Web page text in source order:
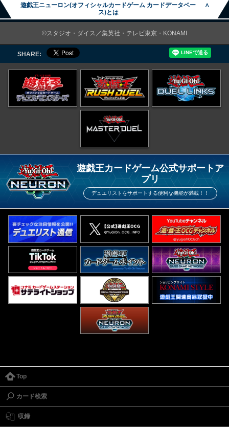
遊戯王ニューロン(オフィシャルカードゲーム カードデータベー
ス)とは
∧
©スタジオ・ダイス／集英社・テレビ東京・KONAMI
SHARE:
遊戯王カードゲーム公式サポートア
プリ
デュエリストをサポートする便利な機能が満載！！
Top
カード検索
収録